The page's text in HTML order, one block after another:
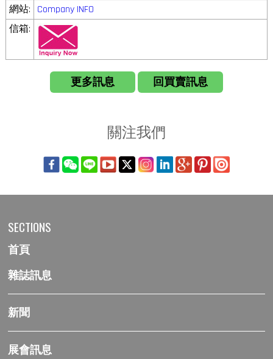
網站:
Company INFO
信箱:
更多訊息 回買賣訊息
關注我們
SECTIONS
首頁
雜誌訊息
新聞
展會訊息